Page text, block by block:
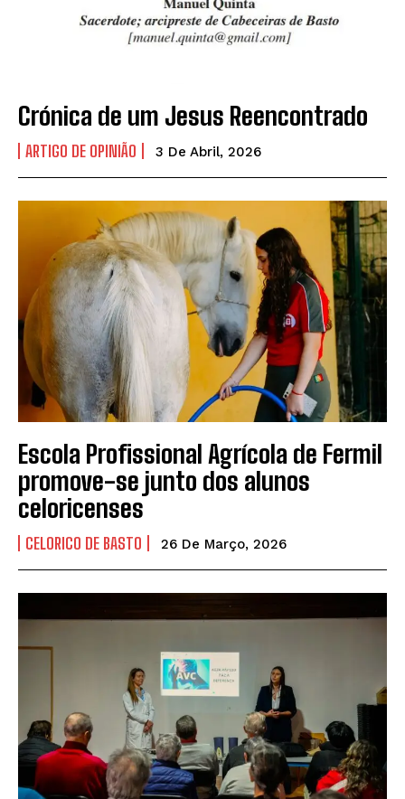
Crónica de um Jesus Reencontrado
ARTIGO DE OPINIÃO 3 De Abril, 2026
Escola Profissional Agrícola de Fermil
promove-se junto dos alunos
celoricenses
CELORICO DE BASTO 26 De Março, 2026